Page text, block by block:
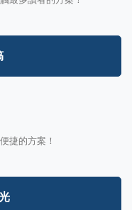
捷的方案！